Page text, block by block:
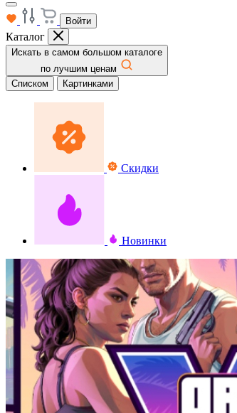
Войти
Каталог
Искать в самом большом каталоге
по лучшим ценам
Списком
Картинками
Скидки
Новинки